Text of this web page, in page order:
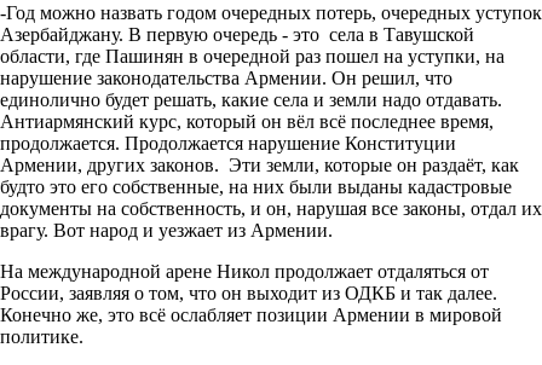
-Год можно назвать годом очередных потерь, очередных уступок
Азербайджану. В первую очередь - это села в Тавушской
области, где Пашинян в очередной раз пошел на уступки, на
нарушение законодательства Армении. Он решил, что
единолично будет решать, какие села и земли надо отдавать.
Антиармянский курс, который он вёл всё последнее время,
продолжается. Продолжается нарушение Конституции
Армении, других законов. Эти земли, которые он раздаёт, как
будто это его собственные, на них были выданы кадастровые
документы на собственность, и он, нарушая все законы, отдал их
врагу. Вот народ и уезжает из Армении.
На международной арене Никол продолжает отдаляться от
России, заявляя о том, что он выходит из ОДКБ и так далее.
Конечно же, это всё ослабляет позиции Армении в мировой
политике.